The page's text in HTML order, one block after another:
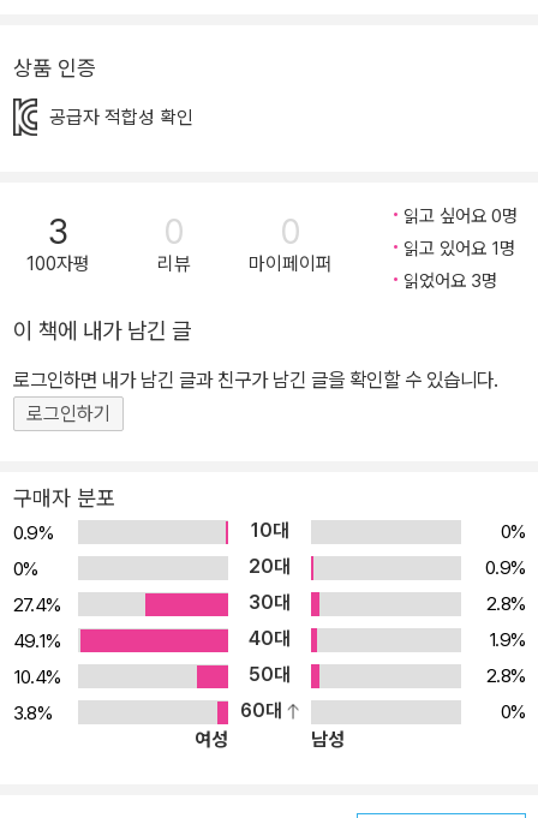
링+인형놀이 북'은 세계 곳곳의 역사와 종교, 문화 등을 전통 의상과
배경 및 소품으로 드러낸 것이 특징입니다. 아름다운 공주들에게 색
상 외에도 오스트리아의 하프, 대한민국의 해태, 일본의 마네키네코,
중국의 판다, 인도의 불상, 그리스의 조각상, 이집트의 스핑크스, 러시
아의 마트료시카 등 대표적인 상징물이 곳곳에 실려 각 문화권을 간
접경험 할 수 있습니다. 소장 가치 100% 환상적인 일러스트! '미녀와
야수', '뮬란', '겨울 왕국' 등으로 유명한 디즈니의 게임 회사에서 원화
작가로 근무했던 일러스트레이터가 작업했습니다. 빼어난 작가이자
완구 수집가일 뿐 아니라 ‘엄마’이기에 아이와 엄마 모두 공감할 그림
상품 인증
공급자 적합성 확인
3
100자평
0
리뷰
0
마이페이퍼
읽고 싶어요 0명
읽고 있어요 1명
읽었어요 3명
이 책에 내가 남긴 글
로그인하면 내가 남긴 글과 친구가 남긴 글을 확인할 수 있습니다.
로그인하기
구매자 분포
0.9% 10대
0%
0%
20대
0.9%
27.4%
30대
2.8%
49.1%
40대
1.9%
10.4%
50대
2.8%
3.8%
60대
0%
여성
남성